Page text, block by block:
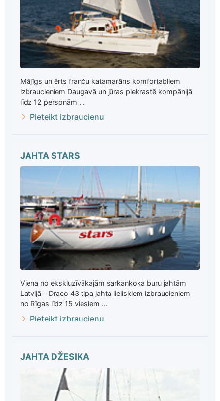
Mājīgs un ērts franču katamarāns komfortabliem
izbraucieniem Daugavā un jūras piekrastē kompānijā
līdz 12 personām ...
Pieteikt izbraucienu
JAHTA STARS
Viena no ekskluzīvākajām sarkankoka buru jahtām
Latvijā – Draco 43 tipa jahta lieliskiem izbraucieniem
no Rīgas līdz 15 viesiem ...
Pieteikt izbraucienu
JAHTA DŽESIKA